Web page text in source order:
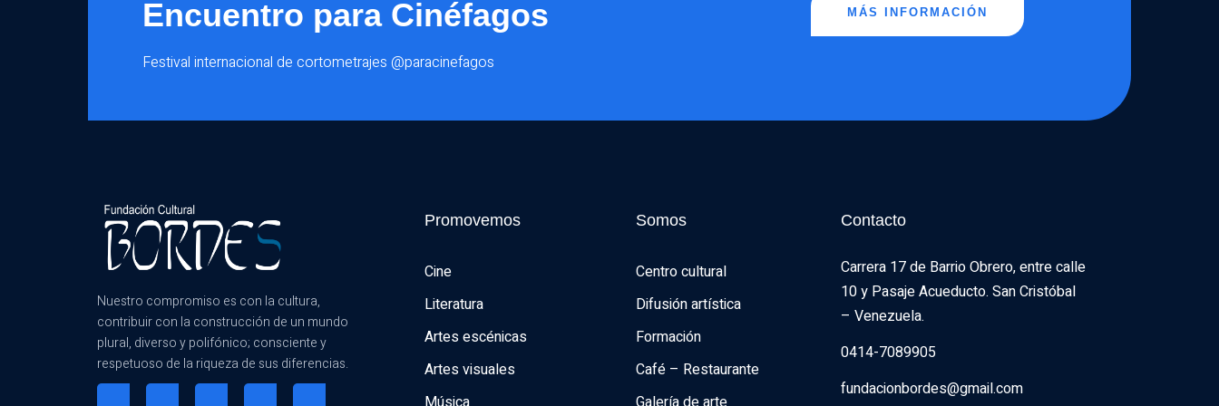
Encuentro para Cinéfagos
Festival internacional de cortometrajes @paracinefagos
MÁS INFORMACIÓN
Nuestro compromiso es con la cultura,
contribuir con la construcción de un mundo
plural, diverso y polifónico; consciente y
respetuoso de la riqueza de sus diferencias.
Promovemos
Cine
Literatura
Artes escénicas
Artes visuales
Somos
Centro cultural
Difusión artística
Formación
Café – Restaurante
Contacto
Carrera 17 de Barrio Obrero, entre calle
10 y Pasaje Acueducto. San Cristóbal
– Venezuela.
0414-7089905
fundacionbordes@gmail.com